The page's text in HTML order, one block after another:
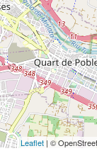
Leaflet | ©